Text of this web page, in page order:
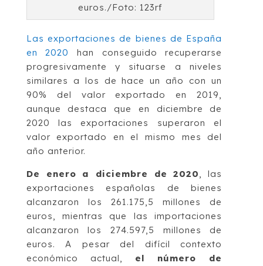
euros./Foto: 123rf
Las exportaciones de bienes de España
en 2020
han conseguido recuperarse
progresivamente y situarse a niveles
similares a los de hace un año con un
90% del valor exportado en 2019,
aunque destaca que en diciembre de
2020 las exportaciones superaron el
valor exportado en el mismo mes del
año anterior.
De enero a diciembre de 2020, las
exportaciones españolas de bienes
alcanzaron los 261.175,5 millones de
euros, mientras que las importaciones
alcanzaron los 274.597,5 millones de
euros. A pesar del difícil contexto
económico actual, el número de